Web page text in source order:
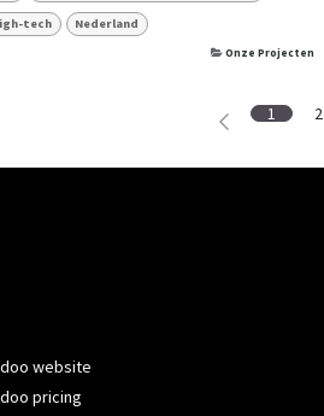
tech Nederland
Onze Projecten
1 2
website
pricing